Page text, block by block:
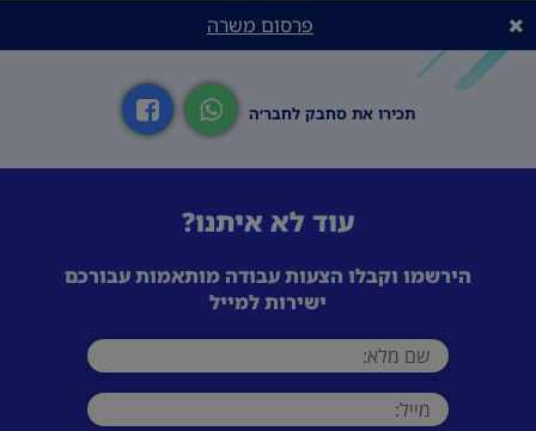
פרסום משרה
תכירו את סחבק לחבר׳ה
עוד לא איתנו?
הירשמו וקבלו הצעות עבודה מותאמות עבורכם
ישירות למייל